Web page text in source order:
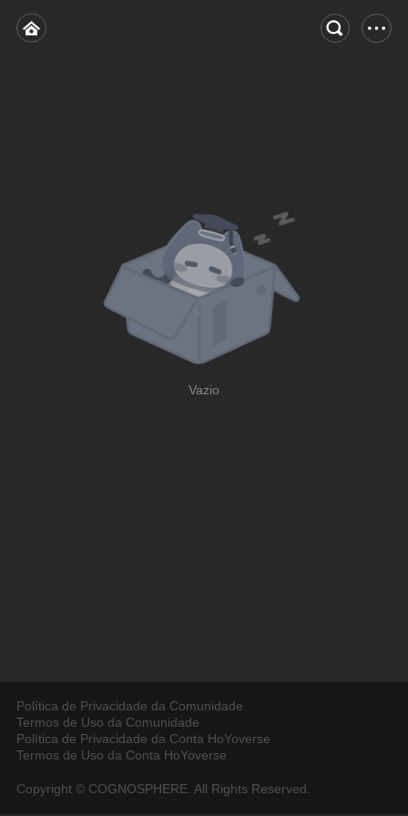
Vazio
Política de Privacidade da Comunidade
Termos de Uso da Comunidade
Política de Privacidade da Conta HoYoverse
Termos de Uso da Conta HoYoverse
Copyright © COGNOSPHERE. All Rights Reserved.